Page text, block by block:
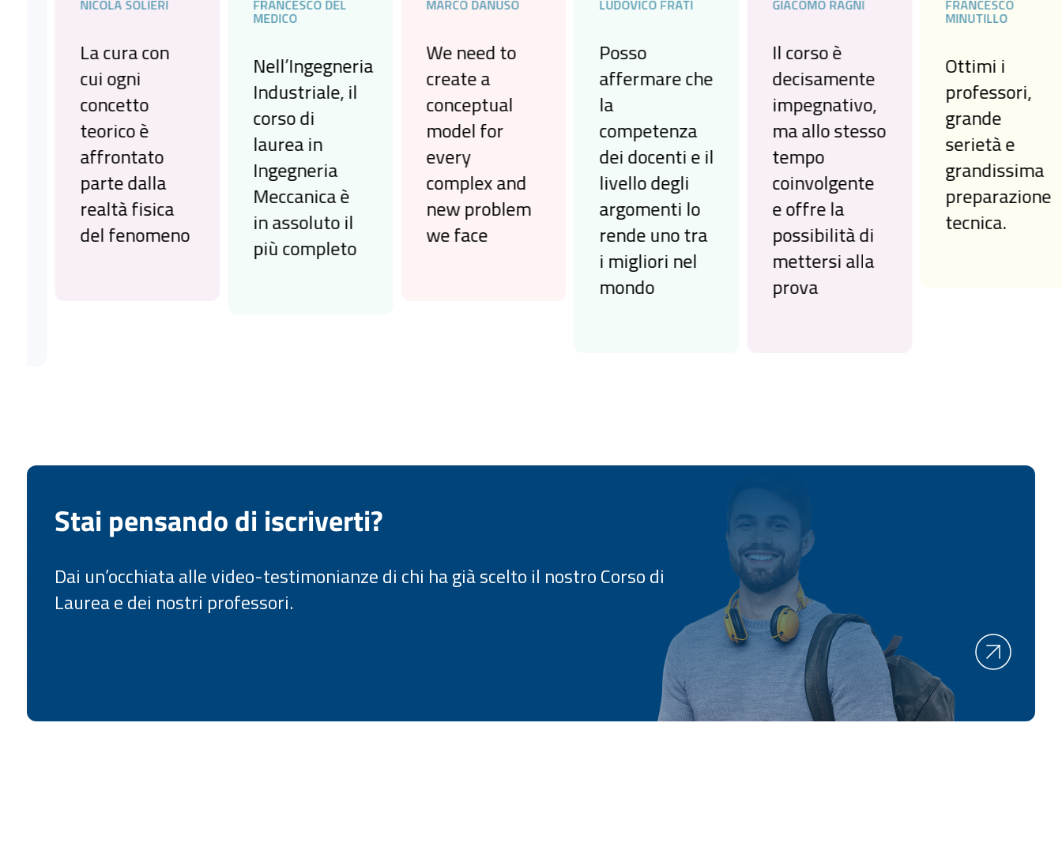
NICOLA SOLIERI
La cura con
cui ogni
concetto
teorico è
affrontato
parte dalla
realtà fisica
del fenomeno
FRANCESCO DEL
MEDICO
Nell’Ingegneria
Industriale, il
corso di
laurea in
Ingegneria
Meccanica è
in assoluto il
più completo
MARCO DANUSO
We need to
create a
conceptual
model for
every
complex and
new problem
we face
LUDOVICO FRATI
Posso
affermare che
competenza
dei docenti e il
livello degli
argomenti lo
rende uno tra
i migliori nel
mondo
GIACOMO RAGNI
Il corso è
decisamente
impegnativo,
ma allo stesso
tempo
coinvolgente
e offre la
possibilità di
mettersi alla
prova
FRANCESCO
MINUTILLO
Ottimi i
professori,
grande
serietà e
grandissima
preparazione
tecnica.
Stai pensando di iscriverti?
Dai un’occhiata alle video-testimonianze di chi ha già scelto il nostro Corso di
Laurea e dei nostri professori.